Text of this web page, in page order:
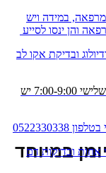
במיוחד
במידה ויש
והן ינסו לסייע
ובדיקת אקו לב
בדיקות מעבדה למטופלי קופ”ח מכבי בימי שלישי 7:00-9:00 יש
ובדיקות דם